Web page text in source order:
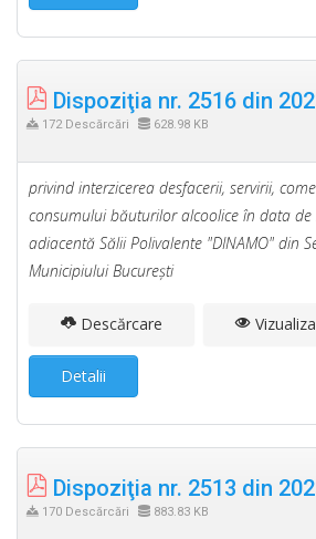
Dispoziţia nr. 2516 din
172 Descărcări 628.98 KB
privind interzicerea desfacerii, servirii,
consumului băuturilor alcoolice în data
adiacentă Sălii Polivalente "DINAMO" din
Municipiului Bucureşti
Descărcare
Detalii
Dispoziţia nr. 2513 din
170 Descărcări 883.83 KB